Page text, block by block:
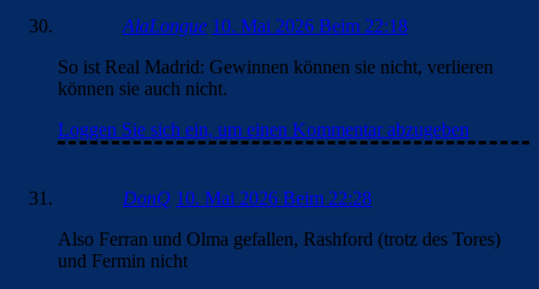
AlaLongue 10. Mai 2026 Beim 22:18
So ist Real Madrid: Gewinnen können sie nicht, verlieren
können sie auch nicht.
Loggen Sie sich ein, um einen Kommentar abzugeben
DonQ 10. Mai 2026 Beim 22:28
Also Ferran und Olma gefallen, Rashford (trotz des Tores)
und Fermin nicht